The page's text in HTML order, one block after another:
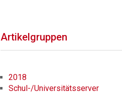
Artikelgruppen
2018
Schul-/Universitätsserver